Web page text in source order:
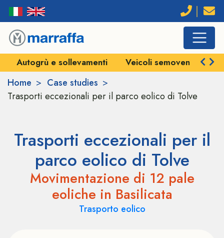
Autogrù e sollevamenti Veicoli semoventi e
Home
Case studies
Trasporti eccezionali per il parco eolico di Tolve
Trasporti eccezionali per il
parco eolico di Tolve
Movimentazione di 12 pale
eoliche in Basilicata
Trasporto eolico